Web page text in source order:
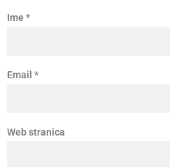
Ime *
Email *
Web stranica